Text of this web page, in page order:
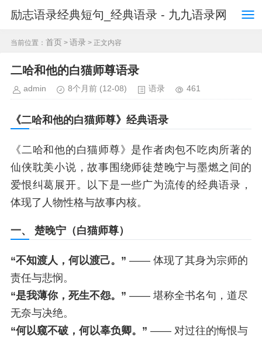
励志语录经典短句_经典语录 - 九九语录网
当前位置： 首页 > 语录 > 正文内容
二哈和他的白猫师尊语录
admin 8个月前 (12-08) 语录 461
《二哈和他的白猫师尊》经典语录
《二哈和他的白猫师尊》是作者肉包不吃肉所著的
仙侠耽美小说，故事围绕师徒楚晚宁与墨燃之间的
爱恨纠葛展开。以下是一些广为流传的经典语录，
体现了人物性格与故事内核。
一、 楚晚宁（白猫师尊）
“不知渡人，何以渡己。” —— 体现了其身为宗师的
责任与悲悯。
“是我薄你，死生不怨。” —— 堪称全书名句，道尽
无奈与决绝。
“何以窥不破，何以辜负卿。” —— 对过往的悔恨与